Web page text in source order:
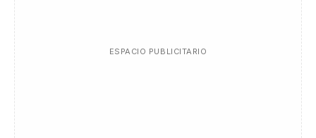
ESPACIO PUBLICITARIO